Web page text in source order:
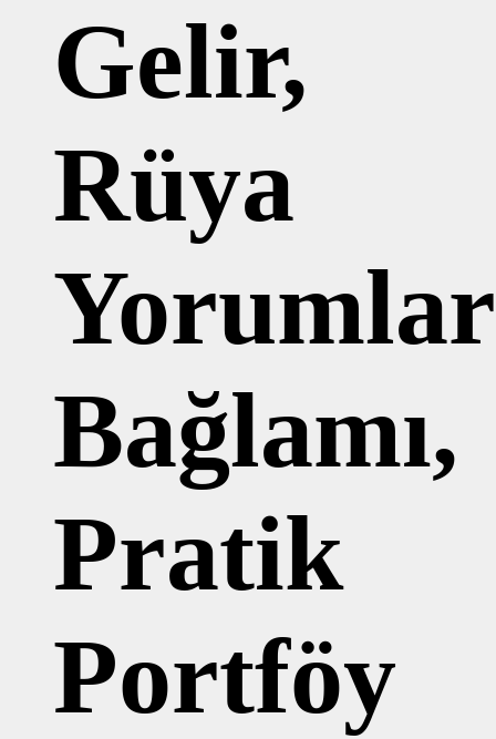
Gelir,
Rüya
Bağlamı,
Pratik
Portföy